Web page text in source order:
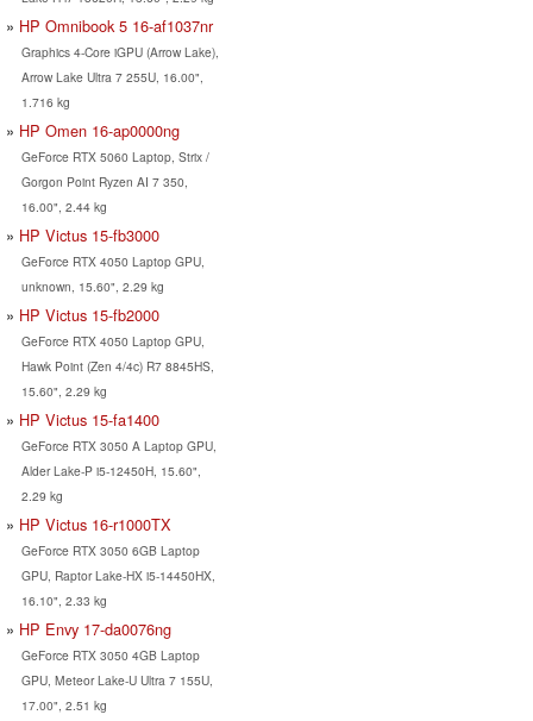
HP Omnibook 5 16-af1037nr
Graphics 4-Core iGPU (Arrow Lake),
Arrow Lake Ultra 7 255U, 16.00",
1.716 kg
HP Omen 16-ap0000ng
GeForce RTX 5060 Laptop, Strix /
Gorgon Point Ryzen AI 7 350,
16.00", 2.44 kg
HP Victus 15-fb3000
GeForce RTX 4050 Laptop GPU,
unknown, 15.60", 2.29 kg
HP Victus 15-fb2000
GeForce RTX 4050 Laptop GPU,
Hawk Point (Zen 4/4c) R7 8845HS,
15.60", 2.29 kg
HP Victus 15-fa1400
GeForce RTX 3050 A Laptop GPU,
Alder Lake-P i5-12450H, 15.60",
2.29 kg
HP Victus 16-r1000TX
GeForce RTX 3050 6GB Laptop
GPU, Raptor Lake-HX i5-14450HX,
16.10", 2.33 kg
HP Envy 17-da0076ng
GeForce RTX 3050 4GB Laptop
GPU, Meteor Lake-U Ultra 7 155U,
17.00", 2.51 kg